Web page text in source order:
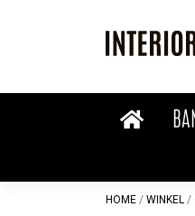
HOME / WINKEL /